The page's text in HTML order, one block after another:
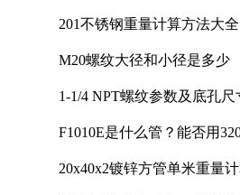
201不锈钢重量计算方法大全
M20螺纹大径和小径是多少
1-1/4 NPT螺纹参数及底孔尺
F1010E是什么管？能否用
20x40x2镀锌方管单米重量